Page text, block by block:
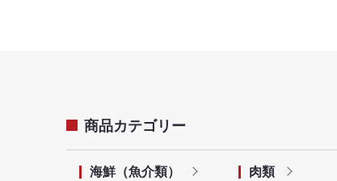
商品カテゴリー
海鮮（魚介類）
肉類